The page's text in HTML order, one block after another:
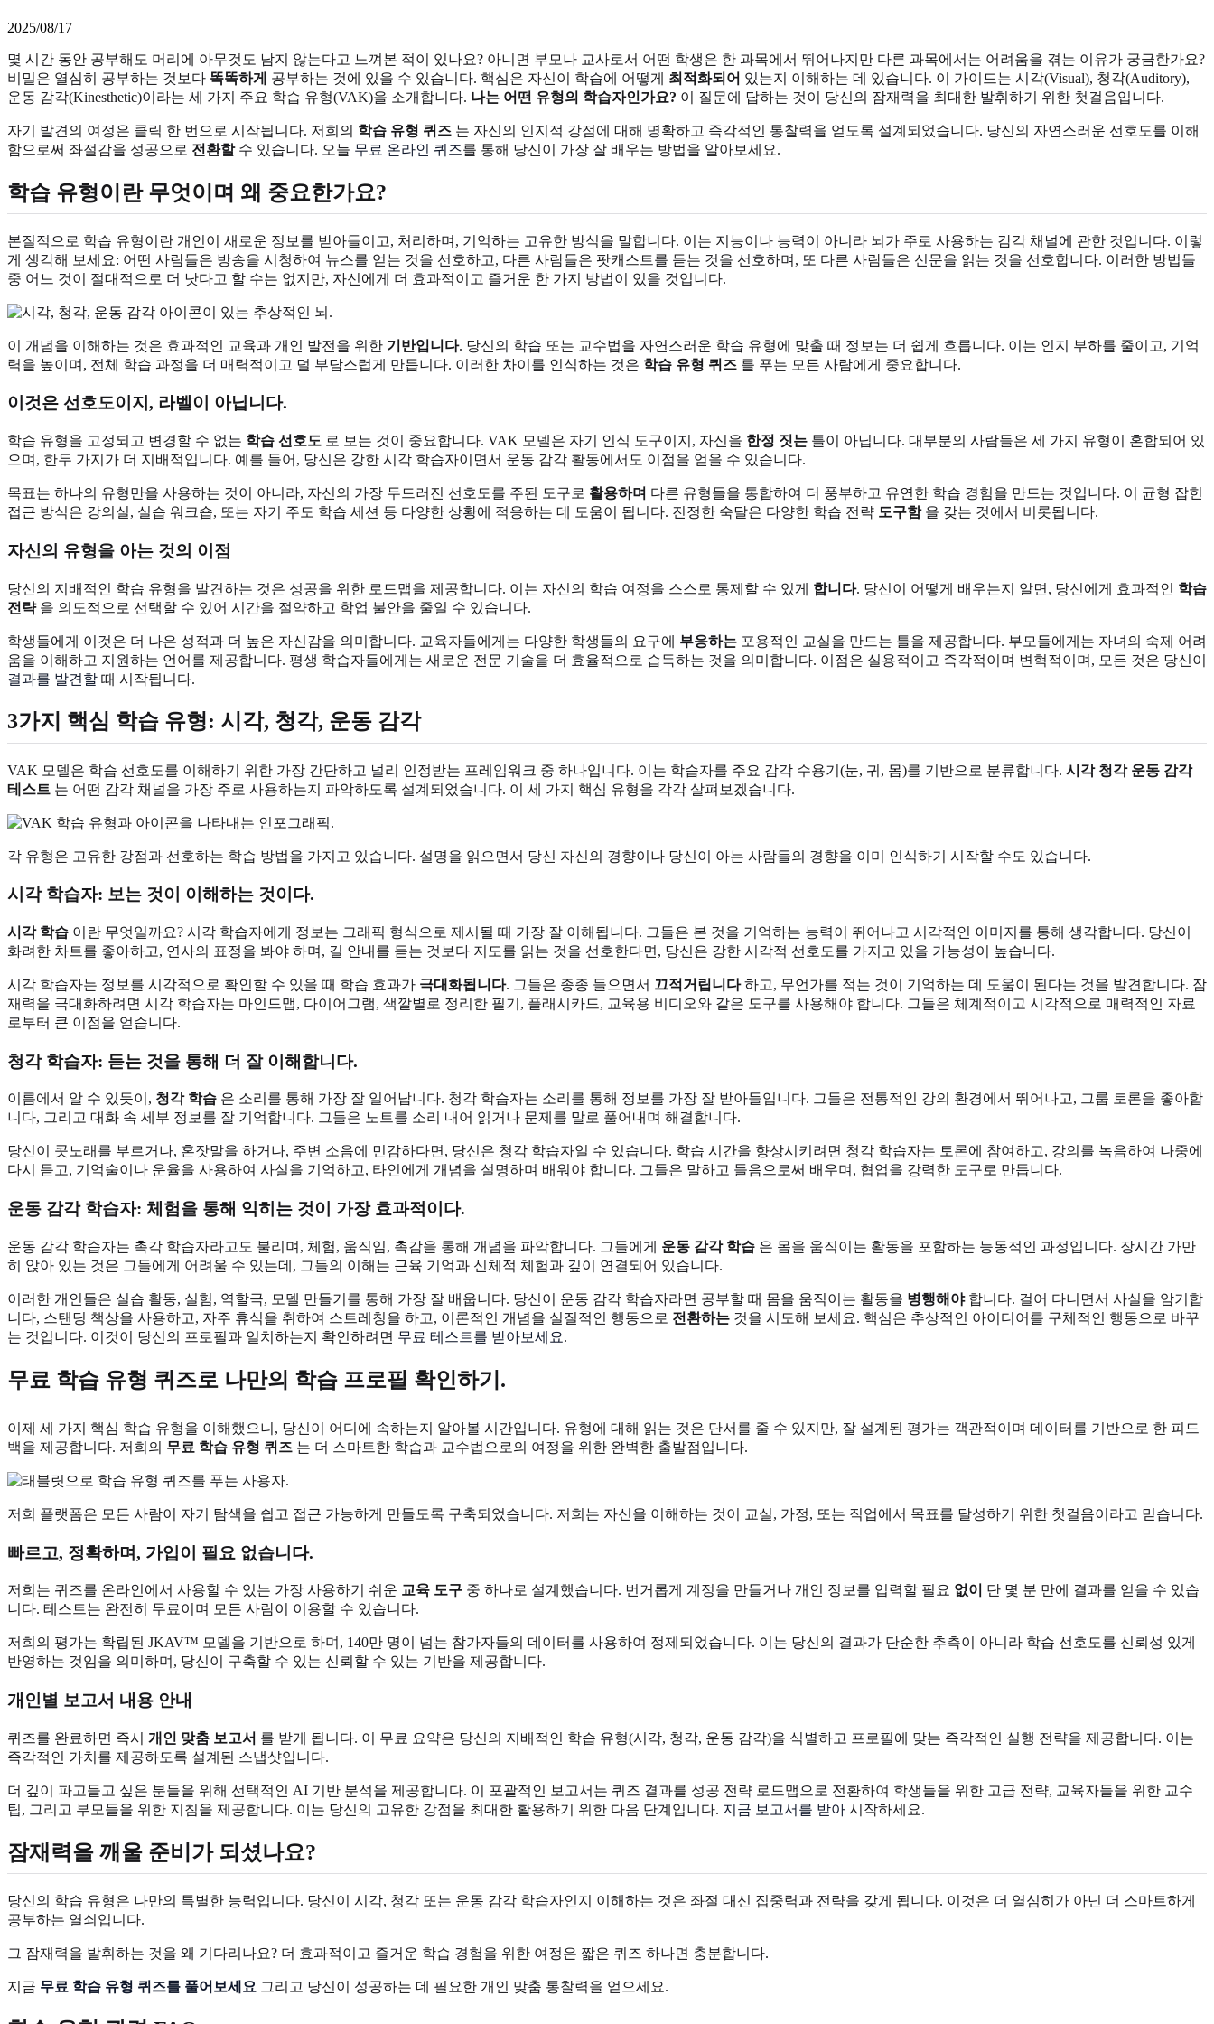
2025/08/17
몇 시간 동안 공부해도 머리에 아무것도 남지 않는다고 느껴본 적이 있나요? 아니면 부모나 교사로서 어떤 학생은 한 과목에서 뛰어나지만 다른 과목에서는 어려움을 겪는 이유가 궁금한가요?
비밀은 열심히 공부하는 것보다 똑똑하게 공부하는 것에 있을 수 있습니다. 핵심은 자신이 학습에 어떻게 최적화되어 있는지 이해하는 데 있습니다. 이 가이드는 시각(Visual), 청각(Auditory),
운동 감각(Kinesthetic)이라는 세 가지 주요 학습 유형(VAK)을 소개합니다. 나는 어떤 유형의 학습자인가요? 이 질문에 답하는 것이 당신의 잠재력을 최대한 발휘하기 위한 첫걸음입니다.
자기 발견의 여정은 클릭 한 번으로 시작됩니다. 저희의 학습 유형 퀴즈 는 자신의 인지적 강점에 대해 명확하고 즉각적인 통찰력을 얻도록 설계되었습니다. 당신의 자연스러운 선호도를 이해
함으로써 좌절감을 성공으로 전환할수 있습니다. 오늘 무료 온라인 퀴즈를 통해 당신이 가장 잘 배우는 방법을 알아보세요.
학습 유형이란 무엇이며 왜 중요한가요?
본질적으로 학습 유형이란 개인이 새로운 정보를 받아들이고, 처리하며, 기억하는 고유한 방식을 말합니다. 이는 지능이나 능력이 아니라 뇌가 주로 사용하는 감각 채널에 관한 것입니다. 이렇
게 생각해 보세요: 어떤 사람들은 방송을 시청하여 뉴스를 얻는 것을 선호하고, 다른 사람들은 팟캐스트를 듣는 것을 선호하며, 또 다른 사람들은 신문을 읽는 것을 선호합니다. 이러한 방법들
중 어느 것이 절대적으로 더 낫다고 할 수는 없지만, 자신에게 더 효과적이고 즐거운 한 가지 방법이 있을 것입니다.
이 개념을 이해하는 것은 효과적인 교육과 개인 발전을 위한 기반입니다. 당신의 학습 또는 교수법을 자연스러운 학습 유형에 맞출 때 정보는 더 쉽게 흐릅니다. 이는 인지 부하를 줄이고, 기억
력을 높이며, 전체 학습 과정을 더 매력적이고 덜 부담스럽게 만듭니다. 이러한 차이를 인식하는 것은 학습 유형 퀴즈 를 푸는 모든 사람에게 중요합니다.
이것은 선호도이지, 라벨이 아닙니다.
학습 유형을 고정되고 변경할 수 없는 학습 선호도 로 보는 것이 중요합니다. VAK 모델은 자기 인식 도구이지, 자신을 한정 짓는 틀이 아닙니다. 대부분의 사람들은 세 가지 유형이 혼합되어 있
으며, 한두 가지가 더 지배적입니다. 예를 들어, 당신은 강한 시각 학습자이면서 운동 감각 활동에서도 이점을 얻을 수 있습니다.
목표는 하나의 유형만을 사용하는 것이 아니라, 자신의 가장 두드러진 선호도를 주된 도구로 활용하며 다른 유형들을 통합하여 더 풍부하고 유연한 학습 경험을 만드는 것입니다. 이 균형 잡힌
접근 방식은 강의실, 실습 워크숍, 또는 자기 주도 학습 세션 등 다양한 상황에 적응하는 데 도움이 됩니다. 진정한 숙달은 다양한 학습 전략 도구함을 갖는 것에서 비롯됩니다.
자신의 유형을 아는 것의 이점
당신의 지배적인 학습 유형을 발견하는 것은 성공을 위한 로드맵을 제공합니다. 이는 자신의 학습 여정을 스스로 통제할 수 있게 합니다. 당신이 어떻게 배우는지 알면, 당신에게 효과적인 학습
전략을 의도적으로 선택할 수 있어 시간을 절약하고 학업 불안을 줄일 수 있습니다.
학생들에게 이것은 더 나은 성적과 더 높은 자신감을 의미합니다. 교육자들에게는 다양한 학생들의 요구에 부응하는 포용적인 교실을 만드는 틀을 제공합니다. 부모들에게는 자녀의 숙제 어려
움을 이해하고 지원하는 언어를 제공합니다. 평생 학습자들에게는 새로운 전문 기술을 더 효율적으로 습득하는 것을 의미합니다. 이점은 실용적이고 즉각적이며 변혁적이며, 모든 것은 당신이
결과를 발견할 때 시작됩니다.
3가지 핵심 학습 유형: 시각, 청각, 운동 감각
VAK 모델은 학습 선호도를 이해하기 위한 가장 간단하고 널리 인정받는 프레임워크 중 하나입니다. 이는 학습자를 주요 감각 수용기(눈, 귀, 몸)를 기반으로 분류합니다. 시각 청각 운동 감각
테스트 는 어떤 감각 채널을 가장 주로 사용하는지 파악하도록 설계되었습니다. 이 세 가지 핵심 유형을 각각 살펴보겠습니다.
각 유형은 고유한 강점과 선호하는 학습 방법을 가지고 있습니다. 설명을 읽으면서 당신 자신의 경향이나 당신이 아는 사람들의 경향을 이미 인식하기 시작할 수도 있습니다.
시각 학습자: 보는 것이 이해하는 것이다.
시각 학습 이란 무엇일까요? 시각 학습자에게 정보는 그래픽 형식으로 제시될 때 가장 잘 이해됩니다. 그들은 본 것을 기억하는 능력이 뛰어나고 시각적인 이미지를 통해 생각합니다. 당신이
화려한 차트를 좋아하고, 연사의 표정을 봐야 하며, 길 안내를 듣는 것보다 지도를 읽는 것을 선호한다면, 당신은 강한 시각적 선호도를 가지고 있을 가능성이 높습니다.
시각 학습자는 정보를 시각적으로 확인할 수 있을 때 학습 효과가 극대화됩니다. 그들은 종종 들으면서 끄적거립니다하고, 무언가를 적는 것이 기억하는 데 도움이 된다는 것을 발견합니다. 잠
재력을 극대화하려면 시각 학습자는 마인드맵, 다이어그램, 색깔별로 정리한 필기, 플래시카드, 교육용 비디오와 같은 도구를 사용해야 합니다. 그들은 체계적이고 시각적으로 매력적인 자료
로부터 큰 이점을 얻습니다.
청각 학습자: 듣는 것을 통해 더 잘 이해합니다.
이름에서 알 수 있듯이, 청각 학습 은 소리를 통해 가장 잘 일어납니다. 청각 학습자는 소리를 통해 정보를 가장 잘 받아들입니다. 그들은 전통적인 강의 환경에서 뛰어나고, 그룹 토론을 좋아합
니다, 그리고 대화 속 세부 정보를 잘 기억합니다. 그들은 노트를 소리 내어 읽거나 문제를 말로 풀어내며 해결합니다.
당신이 콧노래를 부르거나, 혼잣말을 하거나, 주변 소음에 민감하다면, 당신은 청각 학습자일 수 있습니다. 학습 시간을 향상시키려면 청각 학습자는 토론에 참여하고, 강의를 녹음하여 나중에
다시 듣고, 기억술이나 운율을 사용하여 사실을 기억하고, 타인에게 개념을 설명하며 배워야 합니다. 그들은 말하고 들음으로써 배우며, 협업을 강력한 도구로 만듭니다.
운동 감각 학습자: 체험을 통해 익히는 것이 가장 효과적이다.
운동 감각 학습자는 촉각 학습자라고도 불리며, 체험, 움직임, 촉감을 통해 개념을 파악합니다. 그들에게 운동 감각 학습 은 몸을 움직이는 활동을 포함하는 능동적인 과정입니다. 장시간 가만
히 앉아 있는 것은 그들에게 어려울 수 있는데, 그들의 이해는 근육 기억과 신체적 체험과 깊이 연결되어 있습니다.
이러한 개인들은 실습 활동, 실험, 역할극, 모델 만들기를 통해 가장 잘 배웁니다. 당신이 운동 감각 학습자라면 공부할 때 몸을 움직이는 활동을 병행해야합니다. 걸어 다니면서 사실을 암기합
니다, 스탠딩 책상을 사용하고, 자주 휴식을 취하여 스트레칭을 하고, 이론적인 개념을 실질적인 행동으로 전환하는 것을 시도해 보세요. 핵심은 추상적인 아이디어를 구체적인 행동으로 바꾸
는 것입니다. 이것이 당신의 프로필과 일치하는지 확인하려면 무료 테스트를 받아보세요.
무료 학습 유형 퀴즈로 나만의 학습 프로필 확인하기.
이제 세 가지 핵심 학습 유형을 이해했으니, 당신이 어디에 속하는지 알아볼 시간입니다. 유형에 대해 읽는 것은 단서를 줄 수 있지만, 잘 설계된 평가는 객관적이며 데이터를 기반으로 한 피드
백을 제공합니다. 저희의 무료 학습 유형 퀴즈 는 더 스마트한 학습과 교수법으로의 여정을 위한 완벽한 출발점입니다.
저희 플랫폼은 모든 사람이 자기 탐색을 쉽고 접근 가능하게 만들도록 구축되었습니다. 저희는 자신을 이해하는 것이 교실, 가정, 또는 직업에서 목표를 달성하기 위한 첫걸음이라고 믿습니다.
빠르고, 정확하며, 가입이 필요 없습니다.
저희는 퀴즈를 온라인에서 사용할 수 있는 가장 사용하기 쉬운 교육 도구 중 하나로 설계했습니다. 번거롭게 계정을 만들거나 개인 정보를 입력할 필요 없이
단 몇 분 만에 결과를 얻을 수 있습
니다. 테스트는 완전히 무료이며 모든 사람이 이용할 수 있습니다.
저희의 평가는 확립된 JKAV™ 모델을 기반으로 하며, 140만 명이 넘는 참가자들의 데이터를 사용하여 정제되었습니다. 이는 당신의 결과가 단순한 추측이 아니라 학습 선호도를 신뢰성 있게
반영하는 것임을 의미하며, 당신이 구축할 수 있는 신뢰할 수 있는 기반을 제공합니다.
개인별 보고서 내용 안내
퀴즈를 완료하면 즉시 개인 맞춤 보고서 를 받게 됩니다. 이 무료 요약은 당신의 지배적인 학습 유형(시각, 청각, 운동 감각)을 식별하고 프로필에 맞는 즉각적인 실행 전략을 제공합니다. 이는
즉각적인 가치를 제공하도록 설계된 스냅샷입니다.
더 깊이 파고들고 싶은 분들을 위해 선택적인 AI 기반 분석을 제공합니다. 이 포괄적인 보고서는 퀴즈 결과를 성공 전략 로드맵으로 전환하여 학생들을 위한 고급 전략, 교육자들을 위한 교수
팁, 그리고 부모들을 위한 지침을 제공합니다. 이는 당신의 고유한 강점을 최대한 활용하기 위한 다음 단계입니다. 지금 보고서를 받아 시작하세요.
잠재력을 깨울 준비가 되셨나요?
당신의 학습 유형은 나만의 특별한 능력입니다. 당신이 시각, 청각 또는 운동 감각 학습자인지 이해하는 것은 좌절 대신 집중력과 전략을 갖게 됩니다. 이것은 더 열심히가 아닌 더 스마트하게
공부하는 열쇠입니다.
그 잠재력을 발휘하는 것을 왜 기다리나요? 더 효과적이고 즐거운 학습 경험을 위한 여정은 짧은 퀴즈 하나면 충분합니다.
지금 무료 학습 유형 퀴즈를 풀어보세요 그리고 당신이 성공하는 데 필요한 개인 맞춤 통찰력을 얻으세요.